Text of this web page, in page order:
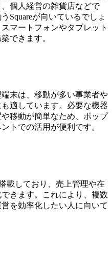
個人経営の雑貨店などで
Squareが向いているでしょ
マートフォンやタブレット
できます。
末は、移動が多い事業者や
適しています。 必要な機器
移動が簡単なため、ポップ
トでの活用が便利です。
載しており、売上管理や在
きます。これにより、 複数
を効率化したい人 に向いて